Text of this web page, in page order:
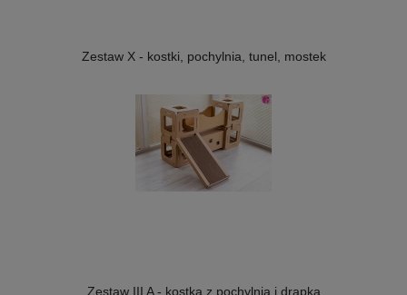
Zestaw X - kostki, pochylnia, tunel, mostek
Zestaw III A - kostka z pochylnią i drapką